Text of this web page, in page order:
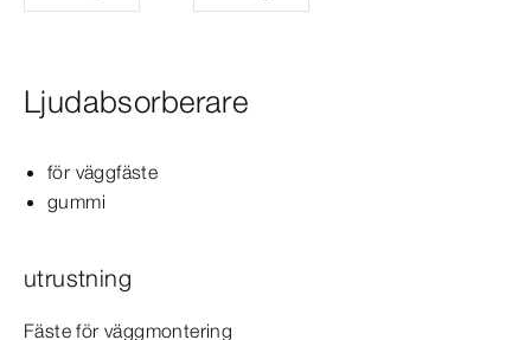
Ljudabsorberare
för väggfäste
gummi
utrustning
Fäste för väggmontering